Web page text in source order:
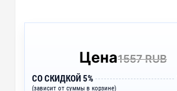
Цена1557 RUB
СО СКИДКОЙ 5%
(зависит от суммы в корзине)